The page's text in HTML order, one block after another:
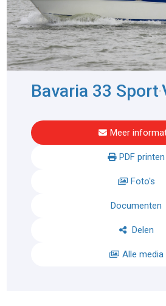
Bavaria 33 Sport-
Meer
PDF printen
Foto's
Documenten
Delen
Alle media